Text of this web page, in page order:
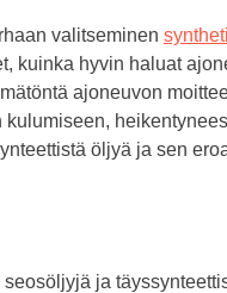
valitseminen
kuinka hyvin haluat
ajoneuvon
öljyä ja sen
ja